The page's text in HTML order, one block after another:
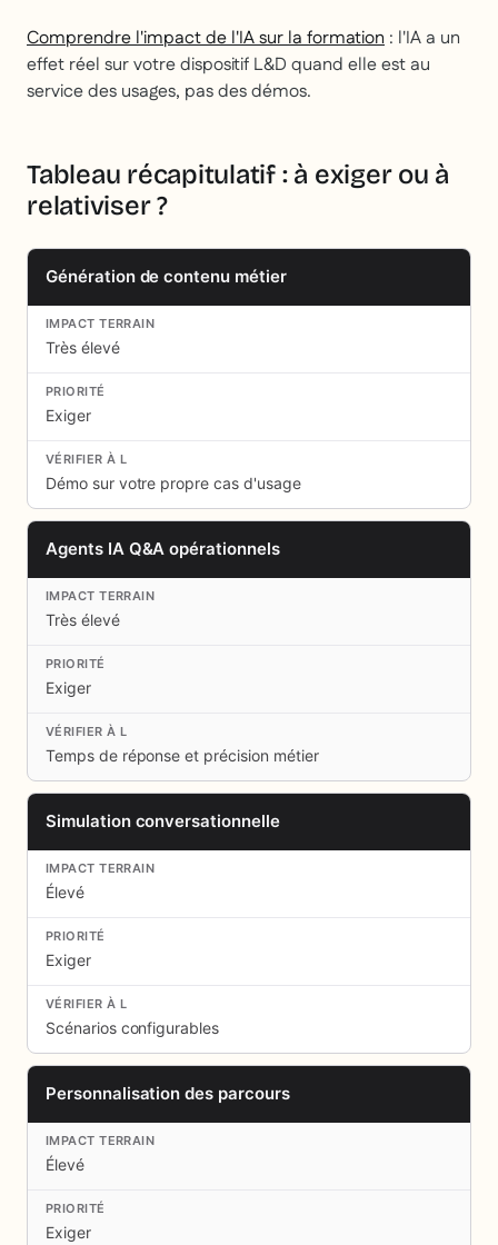
Comprendre l'impact de l'IA sur la formation : l'IA a un
effet réel sur votre dispositif L&D quand elle est au
service des usages, pas des démos.
Tableau récapitulatif : à exiger ou à
relativiser ?
Génération de contenu métier
Très élevé
Exiger
Démo sur votre propre cas d'usage
Agents IA Q&A opérationnels
Très élevé
Exiger
Temps de réponse et précision métier
Simulation conversationnelle
Élevé
Exiger
Scénarios configurables
Personnalisation des parcours
Élevé
Exiger